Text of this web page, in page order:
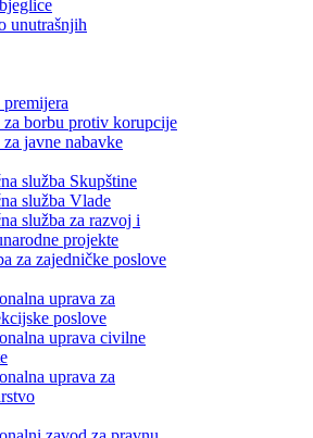
unutrašnjih
za borbu protiv korupcije
javne nabavke
služba Skupštine
služba Vlade
služba za razvoj i
projekte
za zajedničke poslove
uprava za
poslove
uprava civilne
uprava za